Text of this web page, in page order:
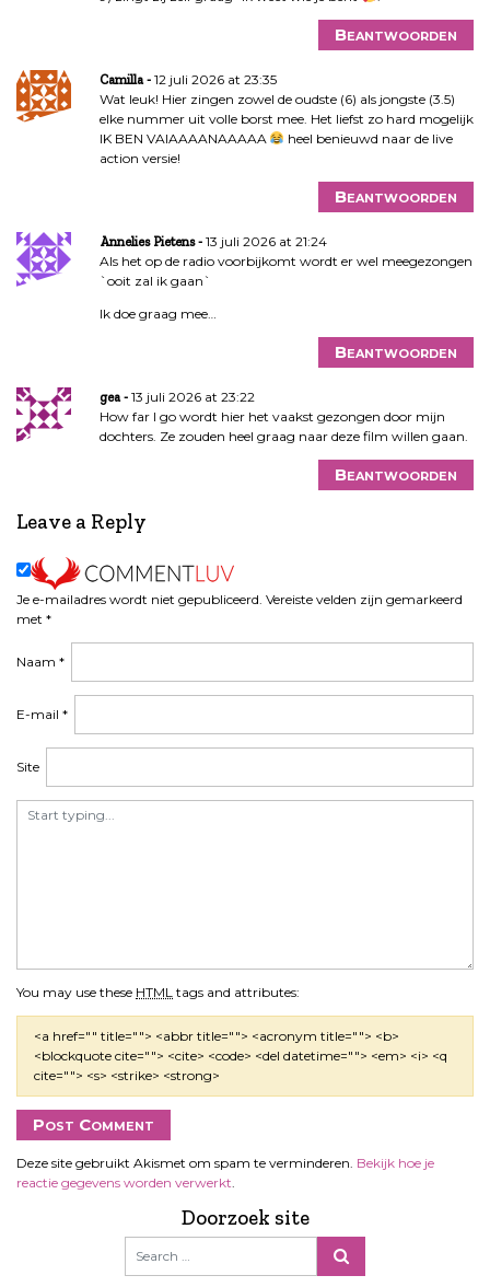
Beantwoorden
Camilla
12 juli 2026 at 23:35
Wat leuk! Hier zingen zowel de oudste (6) als jongste (3.5)
elke nummer uit volle borst mee. Het liefst zo hard mogelijk
IK BEN VAIAAAANAAAAA
heel benieuwd naar de live
action versie!
Beantwoorden
Annelies Pietens
13 juli 2026 at 21:24
Als het op de radio voorbijkomt wordt er wel meegezongen
`ooit zal ik gaan`
Ik doe graag mee…
Beantwoorden
gea
13 juli 2026 at 23:22
How far I go wordt hier het vaakst gezongen door mijn
dochters. Ze zouden heel graag naar deze film willen gaan.
Beantwoorden
Leave a Reply
Je e-mailadres wordt niet gepubliceerd. Vereiste velden zijn gemarkeerd
met *
You may use these HTML tags and attributes:
<a href="" title=""> <abbr title=""> <acronym title=""> <b>
<blockquote cite=""> <cite> <code> <del datetime=""> <em> <i> <q
cite=""> <s> <strike> <strong>
Naam *
E-mail *
Site
Deze site gebruikt Akismet om spam te verminderen. Bekijk hoe je
reactie gegevens worden verwerkt
Doorzoek site